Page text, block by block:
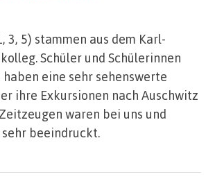
3, 5) stammen aus dem Karl-
Schüler und Schülerinnen
haben eine sehr sehenswerte
ihre Exkursionen nach Auschwitz
waren bei uns und
beeindruckt.